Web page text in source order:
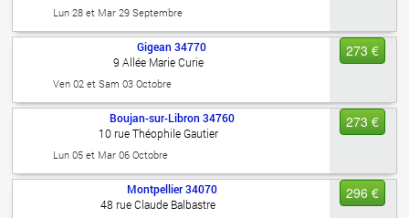
Lun 28 et Mar 29 Septembre
273 €
Gigean 34770
9 Allée Marie Curie
Ven 02 et Sam 03 Octobre
273 €
Boujan-sur-Libron 34760
10 rue Théophile Gautier
Lun 05 et Mar 06 Octobre
296 €
Montpellier34070
48 rue Claude Balbastre